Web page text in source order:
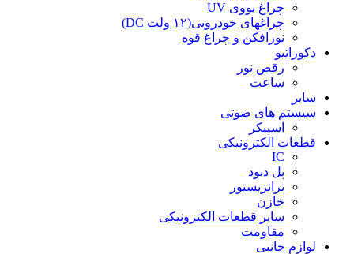
چراغ یووی UV
چراغهای خودرویی(۱۲ ولت DC)
نورافکن و چراغ قوه
دکوراتیو
رقص نور
ساعت
سایر
سیستم های صوتی
اسپیکر
قطعات الکترونیکی
IC
پل دیود
ترانزیستور
خازن
سایر قطعات الکترونیکی
مقاومت
لوازم جانبی